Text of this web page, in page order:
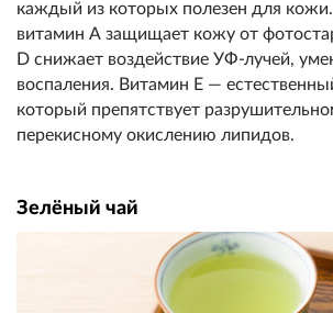
каждый из которых полезен для
витамин А защищает кожу от
D снижает воздействие УФ-лучей,
воспаления. Витамин Е —
который препятствует
перекисному окислению липидов.
Зелёный чай